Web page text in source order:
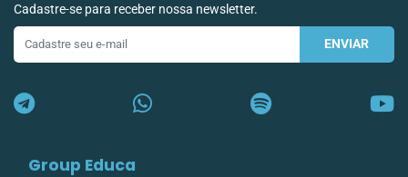
Cadastre-se para receber nossa newsletter.
ENVIAR
Group Educa